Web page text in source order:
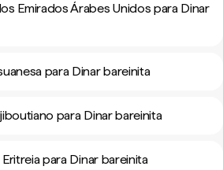
Emirados Árabes Unidos para Dinar
para Dinar bareinita
para Dinar bareinita
para Dinar bareinita